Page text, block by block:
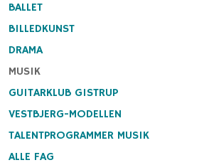
BALLET
BILLEDKUNST
DRAMA
MUSIK
GUITARKLUB GISTRUP
VESTBJERG-MODELLEN
TALENTPROGRAMMER MUSIK
ALLE FAG